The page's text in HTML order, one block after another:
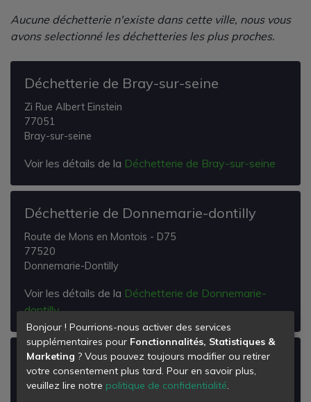
Aucune déchetterie n'existe dans cette ville, nous vous
avons selectionné les déchetteries les plus proches.
Déchetterie de Bray-sur-seine
Zi Rue Albert Einstein
77051
Bray-sur-seine
Voir les détails de la Déchetterie de Bray-sur-seine
Déchetterie de Donnemarie-dontilly
Route de Mons en Montois - D75
77520
Donnemarie-Dontilly
Voir les détails de la Déchetterie de Donnemarie-
dontilly
Déchetterie de Gouaix
Chemin Rural de Gouaix à Montrame
Bonjour ! Pourrions-nous activer des services
supplémentaires pour Fonctionnalités, Statistiques &
Marketing ? Vous pouvez toujours modifier ou retirer
votre consentement plus tard. Pour en savoir plus,
veuillez lire notre politique de confidentialité.